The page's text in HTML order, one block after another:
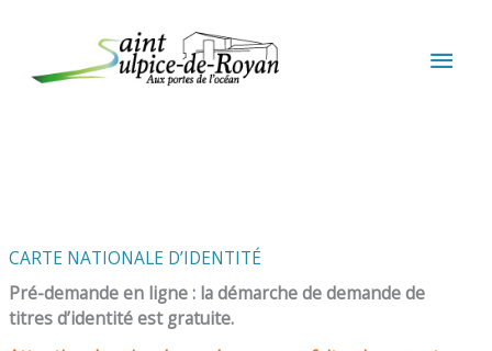
CARTE NATIONALE D’IDENTITÉ
Pré-demande en ligne : la démarche de demande de
titres d’identité est gratuite.